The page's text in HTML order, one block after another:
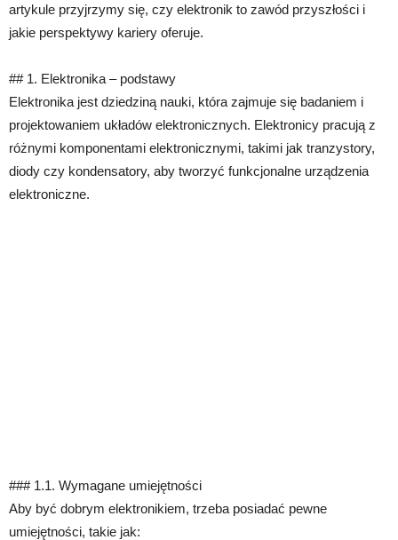
artykule przyjrzymy się, czy elektronik to zawód przyszłości i
jakie perspektywy kariery oferuje.
## 1. Elektronika – podstawy
Elektronika jest dziedziną nauki, która zajmuje się badaniem i
projektowaniem układów elektronicznych. Elektronicy pracują z
różnymi komponentami elektronicznymi, takimi jak tranzystory,
diody czy kondensatory, aby tworzyć funkcjonalne urządzenia
elektroniczne.
### 1.1. Wymagane umiejętności
Aby być dobrym elektronikiem, trzeba posiadać pewne
umiejętności, takie jak: